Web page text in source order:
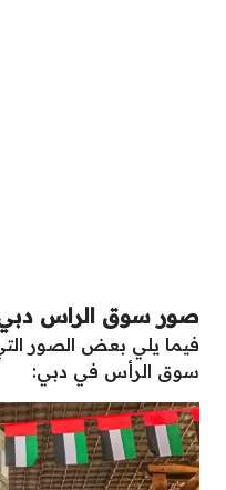
صور سوق الراس
فيما يلي بعض الصور
سوق الرأس في دبي: